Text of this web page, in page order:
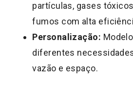
partículas, gases
fumos com alta
Personalização:
diferentes
vazão e espaço.